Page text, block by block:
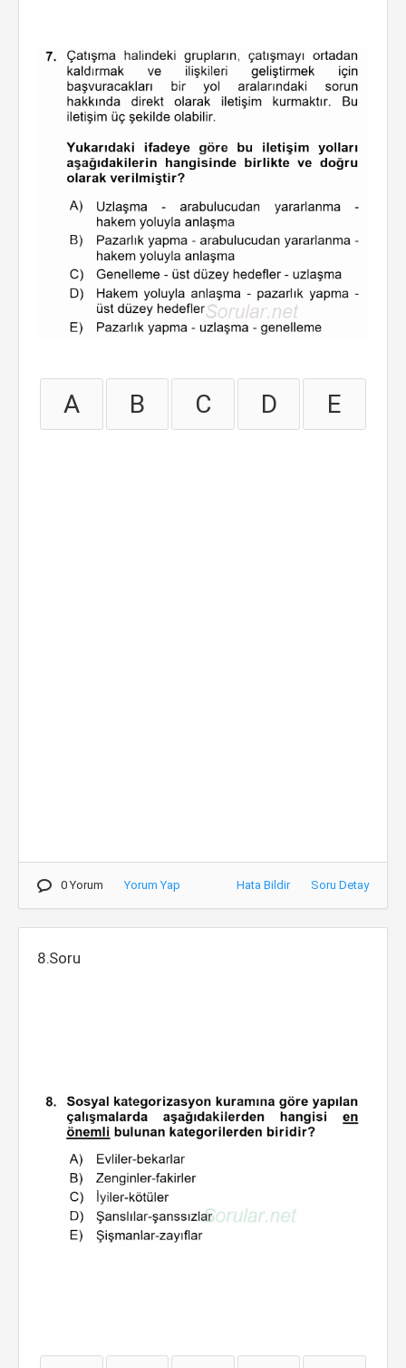
A B C D E
0 Yorum Yorum Yap Hata Bildir Soru Detay
8.Soru